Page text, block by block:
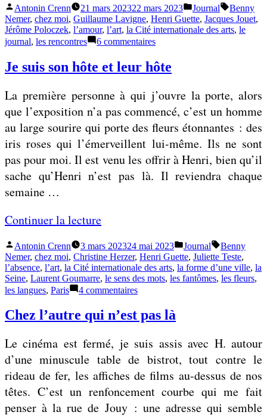
J
’
a
i
i
n
v
t
é
d
h
m
a
i
s
»
Publié
par
Antonin Crenn 21 mars 202322 mars 2023
Publié
dans
Journal
Benny
Nemer, chez moi, Guillaume Lavigne, Henri Guette, Jacques Jouet,
Jérôme Poloczek, l’amour, l’art, la Cité internationale des arts, le
journal, les rencontres 6 commentairessur
invité
des
Je suis son hôte et leur hôte
La première personne à qui j’ouvre la porte, alors
que l’exposition n’a pas commencé, c’est un homme
au large sourire qui porte des fleurs étonnantes : des
iris roses qui l’émerveillent lui-même. Ils ne sont
pas pour moi. Il est venu les offrir à Henri, bien qu’il
sache qu’Henri n’est pas là. Il reviendra chaque
semaine …
Continuer la lecture«
J
e
s
u
i
s
o
n
h
ô
Publié
par
Antonin Crenn 3 mars 202324 mai 2023
Publié
dans
Journal Étiquettes :
Benny
Nemer, chez moi, Christine Herzer, Henri Guette, Juliette Teste,
l’absence, l’art, la Cité internationale des arts, la forme d’une ville, la
Seine, Laurent Goumarre, le sens des mots, les fantômes, les fleurs,
les langues, Paris 4 commentairessur
son
et
hôte
Chez l’autre qui n’est pas là
Le cinéma est fermé, je suis assis avec H. autour
d’une minuscule table de bistrot, tout contre le
rideau de fer, les affiches de films au-dessus de nos
têtes. C’est un renfoncement courbe qui me fait
penser à la rue de Jouy : une adresse qui semble